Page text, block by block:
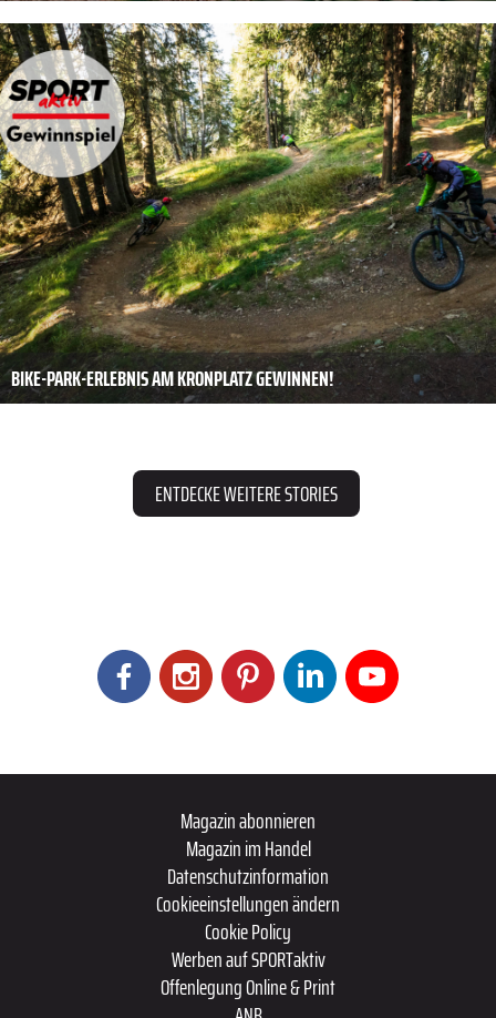
BIKE-PARK-ERLEBNIS AM KRONPLATZ GEWINNEN!
ENTDECKE WEITERE STORIES
Magazin abonnieren
Magazin im Handel
Datenschutzinformation
Cookieeinstellungen ändern
Cookie Policy
Werben auf SPORTaktiv
Offenlegung Online & Print